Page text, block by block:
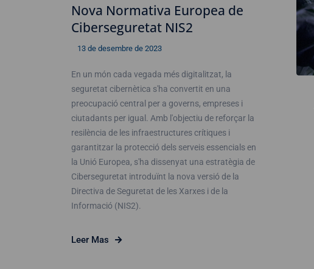
Nova Normativa Europea de
Ciberseguretat NIS2
13 de desembre de 2023
En un món cada vegada més digitalitzat, la
seguretat cibernètica s'ha convertit en una
preocupació central per a governs, empreses i
ciutadants per igual. Amb l'objectiu de reforçar la
resilència de les infraestructures crítiques i
garantitzar la protecció dels serveis essencials en
la Unió Europea, s'ha dissenyat una estratègia de
Ciberseguretat introduïnt la nova versió de la
Directiva de Seguretat de les Xarxes i de la
Informació (NIS2).
Leer Mas